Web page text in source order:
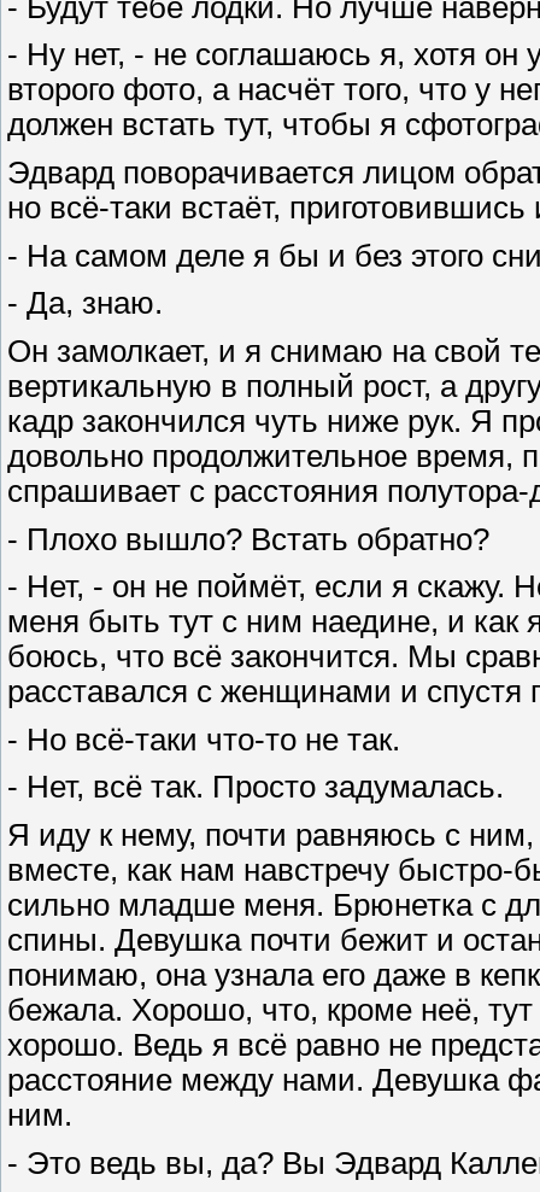
- Ну нет, - не соглашаюсь я, хотя он
второго фото, а насчёт того, что у
должен встать тут, чтобы я
Эдвард поворачивается лицом
но всё-таки встаёт,
- На самом деле я бы и без этого
- Да, знаю.
Он замолкает, и я снимаю на свой
вертикальную в полный рост, а
кадр закончился чуть ниже рук. Я
довольно продолжительное время,
спрашивает с расстояния
- Плохо вышло? Встать обратно?
- Нет, - он не поймёт, если я скажу.
меня быть тут с ним наедине, и как
боюсь, что всё закончится. Мы
расставался с женщинами и спустя
- Но всё-таки что-то не так.
- Нет, всё так. Просто задумалась.
Я иду к нему, почти равняюсь с
вместе, как нам навстречу быстро-
сильно младше меня. Брюнетка с
спины. Девушка почти бежит и
понимаю, она узнала его даже в
бежала. Хорошо, что, кроме неё,
хорошо. Ведь я всё равно не
расстояние между нами. Девушка
ним.
- Это ведь вы, да? Вы Эдвард